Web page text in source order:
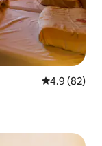
Calificación
4.9 (82)